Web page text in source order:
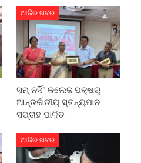
ଆଜିର ଖବର
ସମ୍ ନର୍ସିଂ କଲେଜ ପକ୍ଷରୁ
ଆନ୍ତର୍ଜାତୀୟ ସ୍ତନ୍ୟପାନ
ସପ୍ତାହ ପାଳିତ
ଆଜିର ଖବର